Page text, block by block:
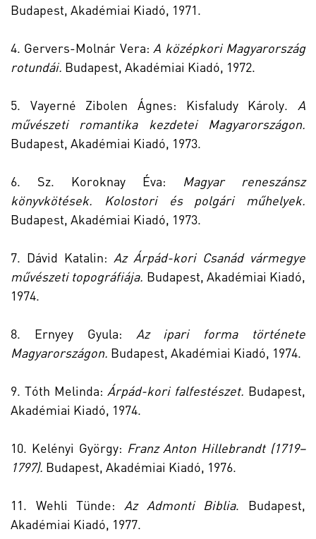
Budapest, Akadémiai Kiadó, 1971.
4. Gervers-Molnár Vera: A középkori Magyarország
rotundái. Budapest, Akadémiai Kiadó, 1972.
5. Vayerné Zibolen Ágnes: Kisfaludy Károly. A
művészeti romantika kezdetei Magyarországon.
Budapest, Akadémiai Kiadó, 1973.
6. Sz. Koroknay Éva: Magyar reneszánsz
könyvkötések. Kolostori és polgári műhelyek.
Budapest, Akadémiai Kiadó, 1973.
7. Dávid Katalin: Az Árpád-kori Csanád vármegye
művészeti topográfiája. Budapest, Akadémiai Kiadó,
1974.
8. Ernyey Gyula: Az ipari forma története
Magyarországon. Budapest, Akadémiai Kiadó, 1974.
9. Tóth Melinda: Árpád-kori falfestészet. Budapest,
Akadémiai Kiadó, 1974.
10. Kelényi György: Franz Anton Hillebrandt (1719–
1797). Budapest, Akadémiai Kiadó, 1976.
11. Wehli Tünde: Az Admonti Biblia. Budapest,
Akadémiai Kiadó, 1977.